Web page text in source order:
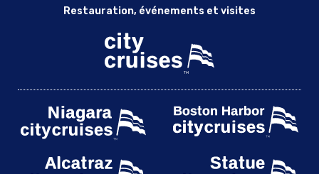
Dîner-croisière de Pâques sur le lac Michigan
Dîner-croisière de Pâques sur le lac Michigan
Pâques Premier Plus Dîner-croisière sur la rivière Chicago
Croisière brunch Signature de Pâques sur le lac Michigan
Événements pour les écoles primaires et secondaires à
Chicago
Sorties des employés à Chicago
Croisière brunch sur le lac Michigan pour la fête des pères
Restauration, événements et visites